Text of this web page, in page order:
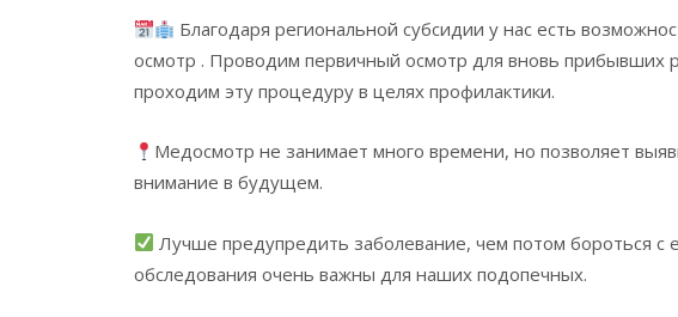
Благодаря региональной субсидии у нас есть
осмотр . Проводим первичный осмотр для вновь прибывших
проходим эту процедуру в целях профилактики.
Медосмотр не занимает много времени, но позволяет
внимание в будущем.
Лучше предупредить заболевание, чем потом бороться с
обследования очень важны для наших подопечных.